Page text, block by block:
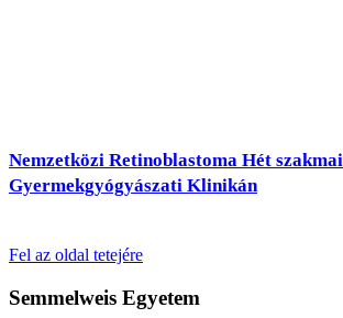
Nemzetközi Retinoblastoma Hét
Gyermekgyógyászati Klinikán
Fel az oldal tetejére
Semmelweis Egyetem